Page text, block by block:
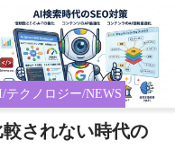
テクノロジー/NEWS
較されない時代の